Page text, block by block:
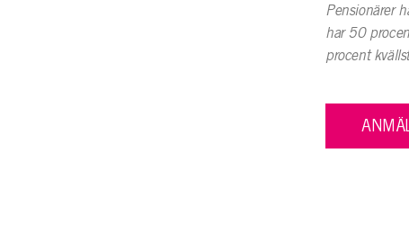
Pensionärer
har 50
procent